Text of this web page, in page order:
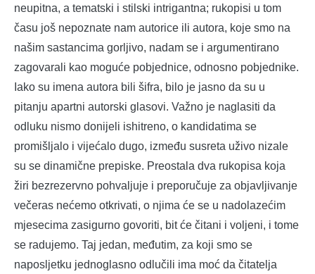
neupitna, a tematski i stilski intrigantna; rukopisi u tom
času još nepoznate nam autorice ili autora, koje smo na
našim sastancima gorljivo, nadam se i argumentirano
zagovarali kao moguće pobjednice, odnosno pobjednike.
Iako su imena autora bili šifra, bilo je jasno da su u
pitanju apartni autorski glasovi. Važno je naglasiti da
odluku nismo donijeli ishitreno, o kandidatima se
promišljalo i vijećalo dugo, između susreta uživo nizale
su se dinamične prepiske. Preostala dva rukopisa koja
žiri bezrezervno pohvaljuje i preporučuje za objavljivanje
večeras nećemo otkrivati, o njima će se u nadolazećim
mjesecima zasigurno govoriti, bit će čitani i voljeni, i tome
se radujemo. Taj jedan, međutim, za koji smo se
naposljetku jednoglasno odlučili ima moć da čitatelja